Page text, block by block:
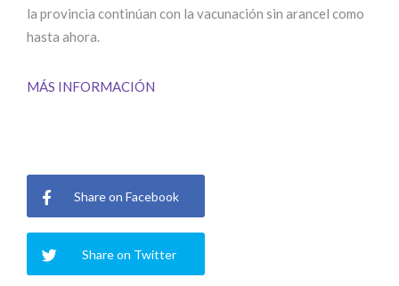
la provincia continúan con la vacunación sin arancel como
hasta ahora.
MÁS INFORMACIÓN
Share on Facebook
Share on Twitter